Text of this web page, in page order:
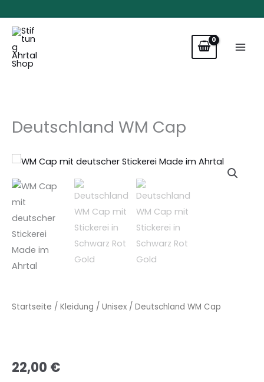
springen
Deutschland WM Cap
Startseite / Kleidung / Unisex / Deutschland WM Cap
22,00 €
Deutschland
WM
Cap
Menge
Menge